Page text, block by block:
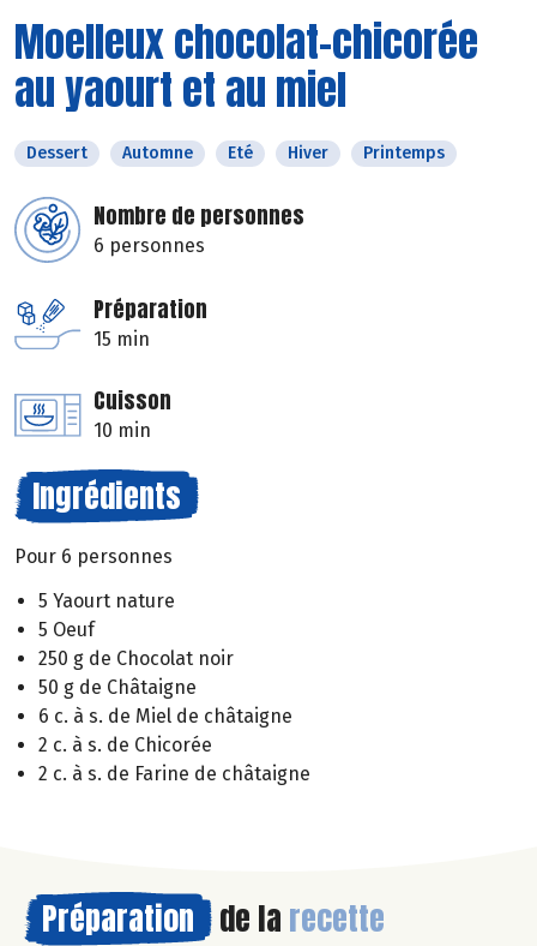
Moelleux chocolat-chicorée
au yaourt et au miel
Dessert Automne Eté Hiver Printemps
Nombre de personnes
6 personnes
Préparation
15 min
Cuisson
10 min
Ingrédients
Pour 6 personnes
5 Yaourt nature
5 Oeuf
250 g de Chocolat noir
50 g de Châtaigne
6 c. à s. de Miel de châtaigne
2 c. à s. de Chicorée
2 c. à s. de Farine de châtaigne
Préparation de la recette